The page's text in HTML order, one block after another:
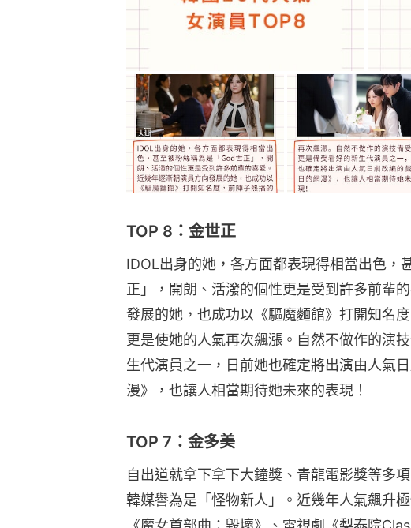
TOP 8：金世正
IDOL出身的她，各方面都表現得相當出色，
正」，開朗、活潑的個性更是受到許多前輩
發展的她，也成功以《驅魔麵館》打開知名
更是使她的人氣再次飆漲。自然不做作的演
生代演員之一，日前她也確定將出演由人氣
漫》，也讓人相當期待她未來的表現！
TOP 7：金多美
自出道就拿下拿下大鐘獎、青龍電影獎等多
韓媒譽為是「怪物新人」。近幾年人氣飆升